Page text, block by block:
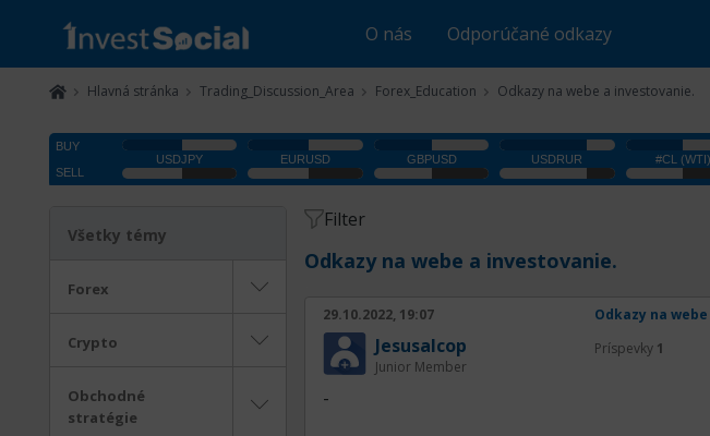
O nás Odporúčané odkazy
Hlavná stránka Trading_Discussion_Area Forex_Education Odkazy na webe a investovanie.
Všetky témy
Forex
Crypto
Obchodné
stratégie
Filter
Odkazy na webe a investovanie.
29.10.2022, 19:07 Odkazy na
Jesusalcop
Junior Member
Príspevky 1
-